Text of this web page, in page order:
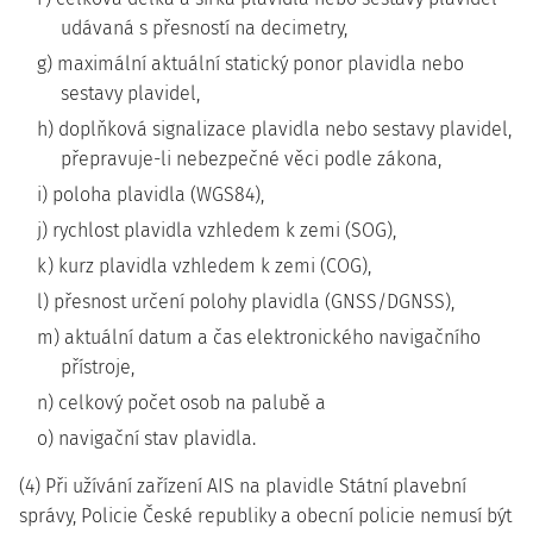
udávaná s přesností na decimetry,
g) maximální aktuální statický ponor plavidla nebo
sestavy plavidel,
h) doplňková signalizace plavidla nebo sestavy plavidel,
přepravuje-li nebezpečné věci podle zákona,
i) poloha plavidla (WGS84),
j) rychlost plavidla vzhledem k zemi (SOG),
k) kurz plavidla vzhledem k zemi (COG),
l) přesnost určení polohy plavidla (GNSS/DGNSS),
m) aktuální datum a čas elektronického navigačního
přístroje,
n) celkový počet osob na palubě a
o) navigační stav plavidla.
(4) Při užívání zařízení AIS na plavidle Státní plavební
správy, Policie České republiky a obecní policie nemusí být